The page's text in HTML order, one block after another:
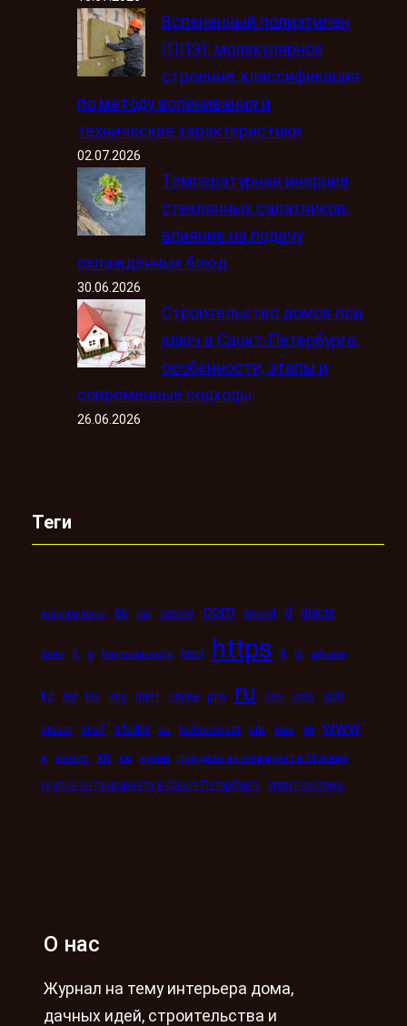
Вспененный полиэтилен
(ППЭ): молекулярное
строение, классификация
по методу вспенивания и
технические характеристики
02.07.2026
Температурная инерция
стеклянных салатников:
влияние на подачу
охлаждённых блюд
30.06.2026
Строительство домов под
ключ в Санкт-Петербурге:
особенности, этапы и
современные подходы
26.06.2026
Теги
astronbuildings bb car casino com crucial d daichi
dveri fi g harmoniously html https ii iii iphone
kz led les mig mint online pro ru seo sms spb
steam stolf studio su technorosst utp was wi www
x xiaomi xn xxi кухни
продать антиквариат в Москве
скупка антиквариата в Санкт-Петербурге сплит-система
О нас
Журнал на тему интерьера дома,
дачных идей, строительства и